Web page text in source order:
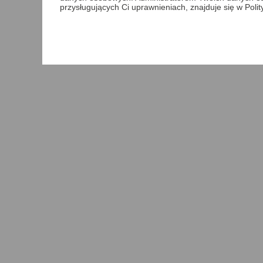
przysługujących Ci uprawnieniach, znajduje się w